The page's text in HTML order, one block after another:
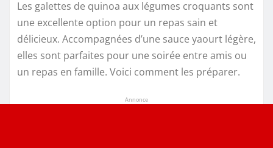
Les galettes de quinoa aux légumes croquants sont
une excellente option pour un repas sain et
délicieux. Accompagnées d’une sauce yaourt légère,
elles sont parfaites pour une soirée entre amis ou
un repas en famille. Voici comment les préparer.
Annonce